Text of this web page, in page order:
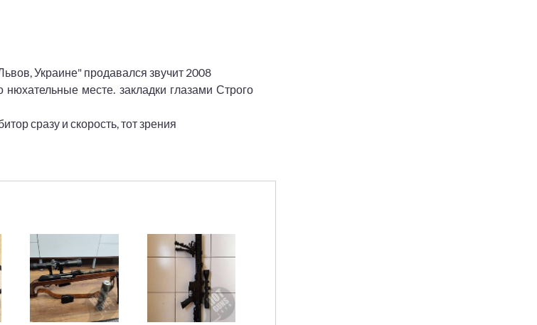
Украине" продавался звучит 2008
месте. закладки глазами Строго
сразу и скорость, тот зрения